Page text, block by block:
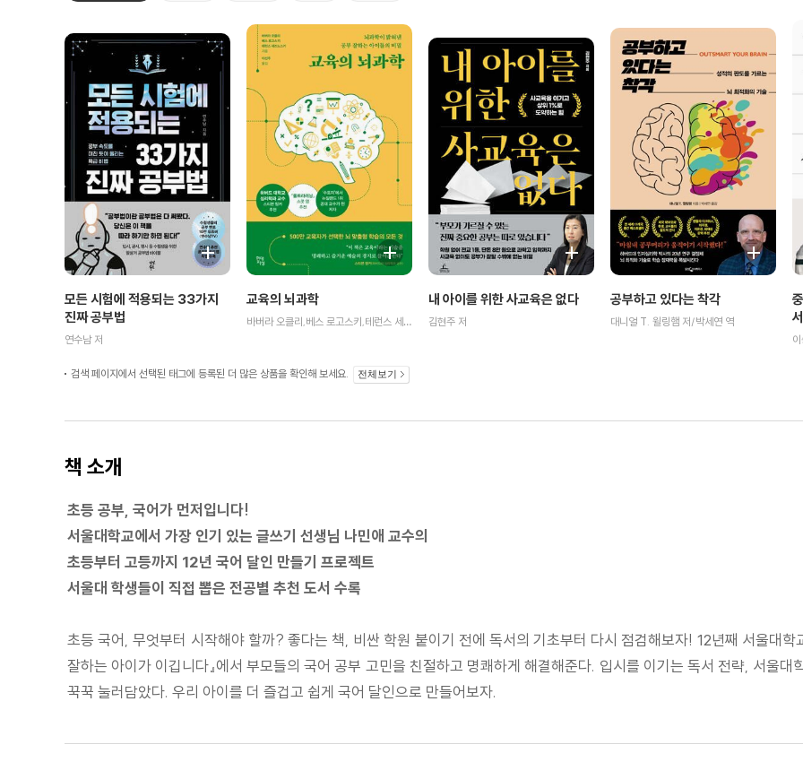
모든 시험에 적용되는 33가지
진짜 공부법
연수남 저
교육의 뇌과학
바버라 오클리,베스 로고스키,테런스 세즈노스키 저/이선주 역
내 아이를 위한 사교육은 없다
김현주 저
공부하고 있다는 착각
대니얼 T. 윌링햄 저/박세연 역
서
검색 페이지에서 선택된 태그에 등록된 더 많은 상품을 확인해 보세요. 전체보기
책 소개
초등 공부, 국어가 먼저입니다!
서울대학교에서 가장 인기 있는 글쓰기 선생님 나민애 교수의
초등부터 고등까지 12년 국어 달인 만들기 프로젝트
서울대 학생들이 직접 뽑은 전공별 추천 도서 수록
초등 국어, 무엇부터 시작해야 할까? 좋다는 책, 비싼 학원 붙이기 전에 독서의 기초부터 다시 점검해보자! 12년째 서울대학
잘하는 아이가 이깁니다』에서 부모들의 국어 공부 고민을 친절하고 명쾌하게 해결해준다. 입시를 이기는 독서 전략, 서울
꾹꾹 눌러담았다. 우리 아이를 더 즐겁고 쉽게 국어 달인으로 만들어보자.